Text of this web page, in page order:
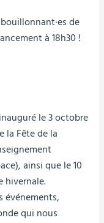
de
à 18h30 !
le 3 octobre
la Fête de la
ainsi que le 10
hivernale.
événements,
qui nous